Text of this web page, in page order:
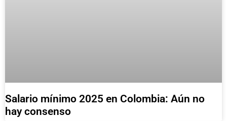
Salario mínimo 2025 en Colombia: Aún no
hay consenso